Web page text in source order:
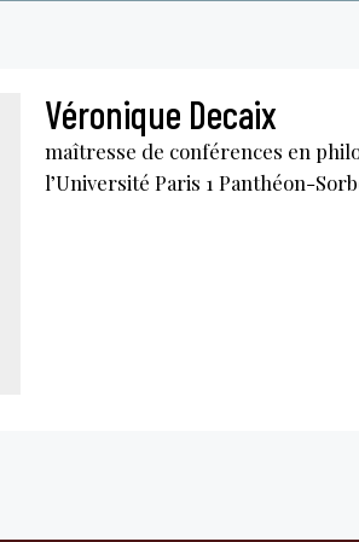
Véronique Decaix
maîtresse de conférences en
l’Université Paris 1 Panthéon-